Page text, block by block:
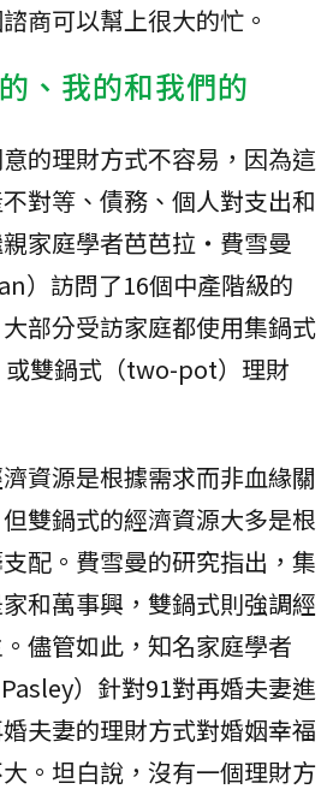
商可以幫上很大的忙。
、我的和我們的
的理財方式不容易，因為這
對等、債務、個人對支出和
家庭學者芭芭拉・費雪曼
）訪問了16個中產階級的
部分受訪家庭都使用集鍋式
或雙鍋式（two-pot）理財
資源是根據需求而非血緣關
雙鍋式的經濟資源大多是根
配。費雪曼的研究指出，集
和萬事興，雙鍋式則強調經
儘管如此，知名家庭學者
）針對91對再婚夫妻進
夫妻的理財方式對婚姻幸福
。坦白說，沒有一個理財方